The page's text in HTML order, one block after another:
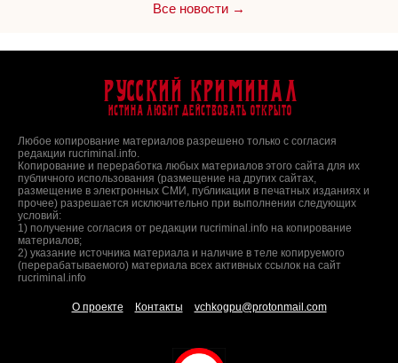
Все новости →
Русский Криминал
Истина любит действовать открыто
Любое копирование материалов разрешено только с согласия
редакции rucriminal.info.
Копирование и переработка любых материалов этого сайта для их
публичного использования (размещение на других сайтах,
размещение в электронных СМИ, публикации в печатных изданиях и
прочее) разрешается исключительно при выполнении следующих
условий:
1) получение согласия от редакции rucriminal.info на копирование
материалов;
2) указание источника материала и наличие в теле копируемого
(перерабатываемого) материала всех активных ссылок на сайт
rucriminal.info
О проекте Контакты vchkogpu@protonmail.com